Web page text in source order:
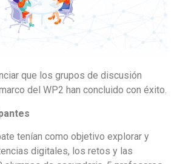
que los grupos de discusión
del WP2 han concluido con éxito.
tenían como objetivo explorar y
digitales, los retos y las